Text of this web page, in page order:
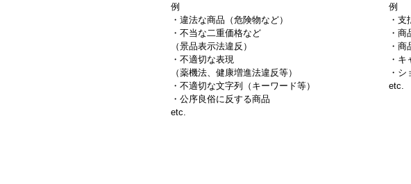
例
・違法な商品（危険物など）
・不当な二重価格など
（景品表示法違反）
・不適切な表現
（薬機法、健康増進法違反等）
・不適切な文字列（キーワード等）
・公序良俗に反する商品
etc.
例
・支
・
・
・
・
etc.